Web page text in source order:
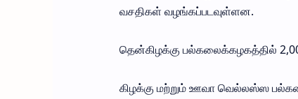
வசதிகள் வழங்கப்படவுள்ளன.
தென்கிழக்கு பல்கலைக்கழகத்தில்
கிழக்கு மற்றும் ஊவா வெல்லஸ்ஸ